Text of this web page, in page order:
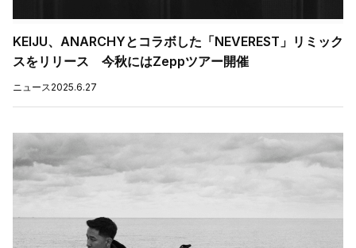
KEIJU、ANARCHYとコラボした「NEVEREST」リミック
スをリリース 今秋にはZeppツアー開催
ニュース2025.6.27